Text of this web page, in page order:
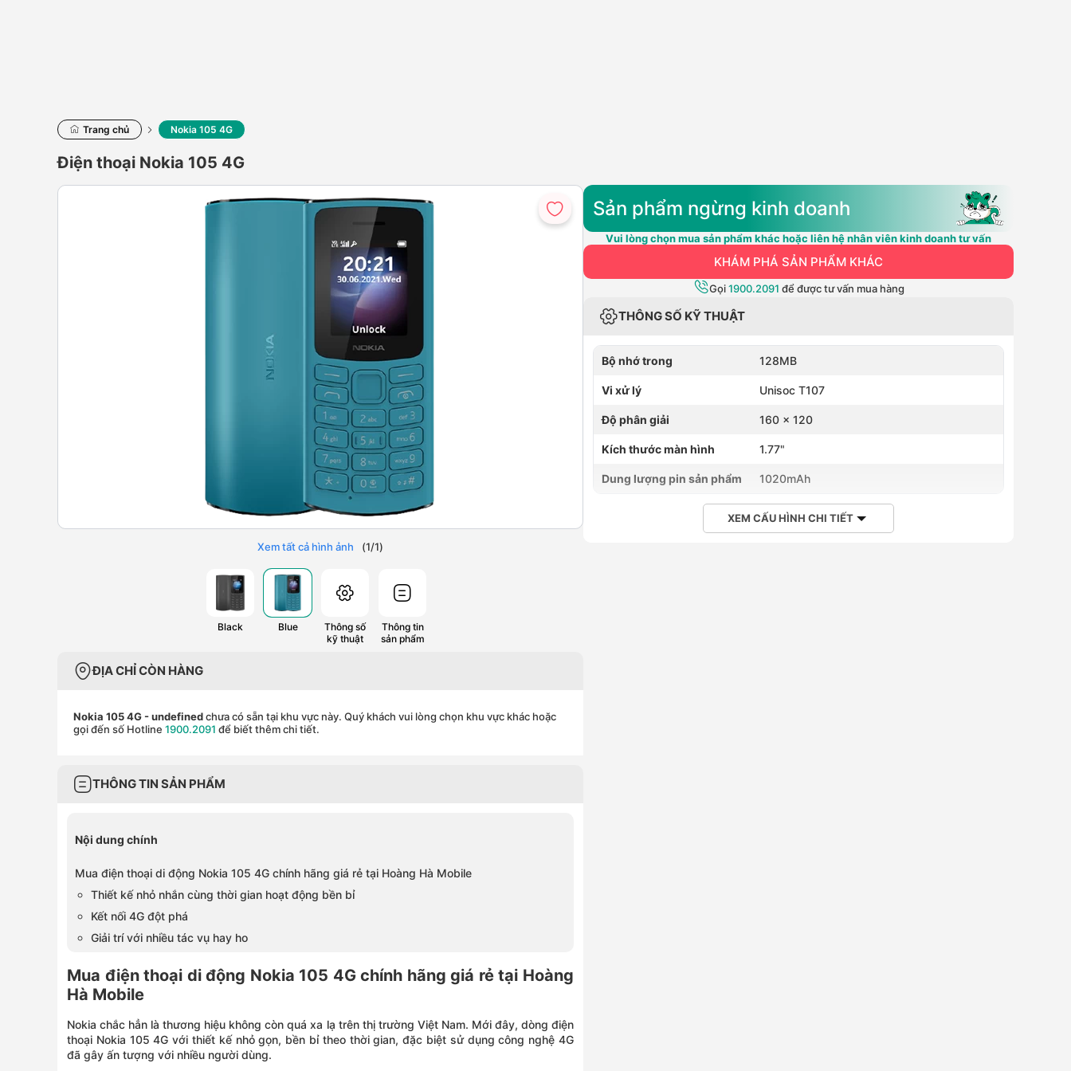
Trang chủ Nokia 105 4G
Điện thoại Nokia 105 4G
Xem tất cả hình ảnh (1/1)
Black Blue
Thông số
kỹ thuật
Thông tin
sản phẩm
ĐỊA CHỈ CÒN HÀNG
Nokia 105 4G - undefinedchưa có sẵn tại khu vực này. Quý khách vui lòng chọn khu vực khác hoặc
gọi đến số Hotline 1900.2091 để biết thêm chi tiết.
THÔNG TIN SẢN PHẨM
Nội dung chính
Mua điện thoại di động Nokia 105 4G chính hãng giá rẻ tại Hoàng Hà Mobile
Thiết kế nhỏ nhắn cùng thời gian hoạt động bền bỉ
Kết nối 4G đột phá
Giải trí với nhiều tác vụ hay ho
Mua điện thoại di động Nokia 105 4G chính hãng giá rẻ tại Hoàng
Hà Mobile
Nokia chắc hẳn là thương hiệu không còn quá xa lạ trên thị trường Việt Nam. Mới đây, dòng điện
thoại Nokia 105 4G với thiết kế nhỏ gọn, bền bỉ theo thời gian, đặc biệt sử dụng công nghệ 4G
đã gây ấn tượng với nhiều người dùng.
Sản phẩm ngừng kinh doanh
Vui lòng chọn mua sản phẩm khác hoặc liên hệ nhân viên kinh doanh tư vấn
KHÁM PHÁ SẢN PHẨM KHÁC
Gọi1900.2091 để được tư vấn mua hàng
THÔNG SỐ KỸ THUẬT
Bộ nhớ trong 128MB
Vi xử lý Unisoc T107
Độ phân giải 160 x 120
Kích thước màn hình 1.77"
Dung lượng pin sản phẩm 1020mAh
XEM CẤU HÌNH CHI TIẾT